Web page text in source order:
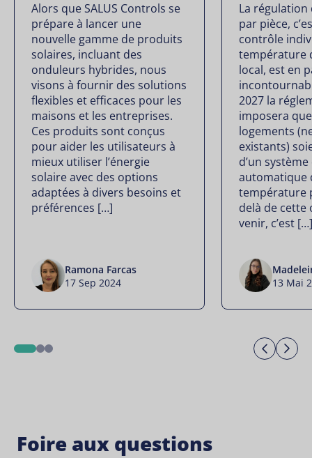
Alors que SALUS Controls se
prépare à lancer une
nouvelle gamme de produits
solaires, incluant des
onduleurs hybrides, nous
visons à fournir des solutions
flexibles et efficaces pour les
maisons et les entreprises.
Ces produits sont conçus
pour aider les utilisateurs à
mieux utiliser l’énergie
solaire avec des options
adaptées à divers besoins et
préférences […]
Ramona Farcas
17 Sep 2024
La régulation
par pièce,
contrôle
température
local, est en
2027 la
imposera
logements
existants)
d’un
automatique
température
delà de cette
venir, c’est […]
13 Mai
12
Foire aux questions